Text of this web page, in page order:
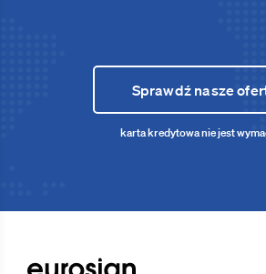
Sprawdź nasze
karta kredytowa nie jest